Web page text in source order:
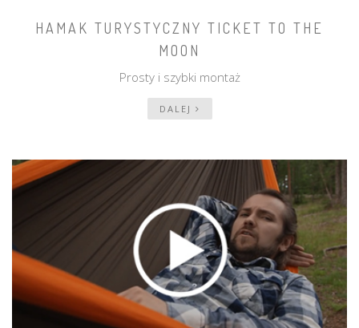
HAMAK TURYSTYCZNY TICKET TO THE
MOON
Prosty i szybki montaż
DALEJ